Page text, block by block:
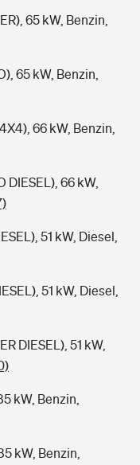
65 kW, Benzin,
65 kW, Benzin,
66 kW, Benzin,
DIESEL), 66 kW,
51 kW, Diesel,
51 kW, Diesel,
DIESEL), 51 kW,
kW, Benzin,
kW, Benzin,